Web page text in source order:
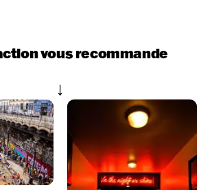
vous recommande